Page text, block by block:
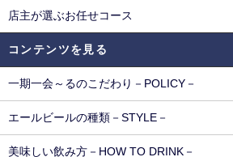
店主が選ぶお任せコース
コンテンツを見る
一期一会～るのこだわり－POLICY－
エールビールの種類－STYLE－
美味しい飲み方－HOW TO DRINK－